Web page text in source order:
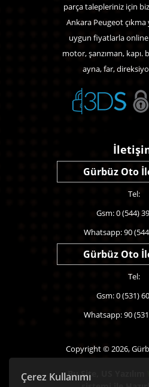
Çerez Kullanımı
parça talepleriniz için
Ankara Peugeot çıkma
uygun fiyatlarla online
motor, şanzıman, kapı.
ayna, far,
Gürbüz Oto
Tel:
Gsm: 0 (544)
Whatsapp: 90
Gürbüz Oto
Tel:
Gsm: 0 (531)
Whatsapp: 90
Copyright © 2026,
Bu Site,